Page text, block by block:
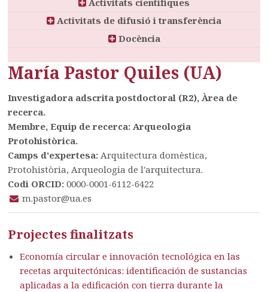
Activitats de difusió i transferència
Docència
María Pastor Quiles (UA)
Investigadora adscrita postdoctoral (R2), Àrea de
recerca.
Membre, Equip de recerca: Arqueologia
Protohistòrica.
Camps d'expertesa: Arquitectura domèstica,
Protohistòria, Arqueologia de l'arquitectura.
Codi ORCID: 0000-0001-6112-6422
m.pastor@ua.es
Projectes finalitzats
Economía circular e innovación tecnológica en las
recetas arquitectónicas: identificación de sustancias
aplicadas a la edificación con tierra durante la